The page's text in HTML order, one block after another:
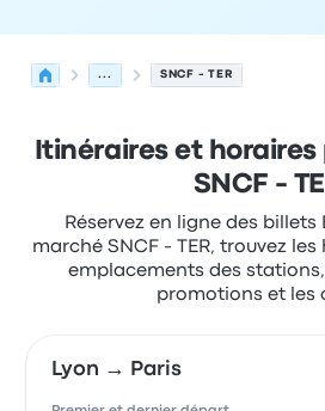
... SNCF - TER
Itinéraires et
SNCF -
Réservez en ligne des billets
marché SNCF - TER, trouvez
emplacements des stations,
promotions et les
Lyon → Paris